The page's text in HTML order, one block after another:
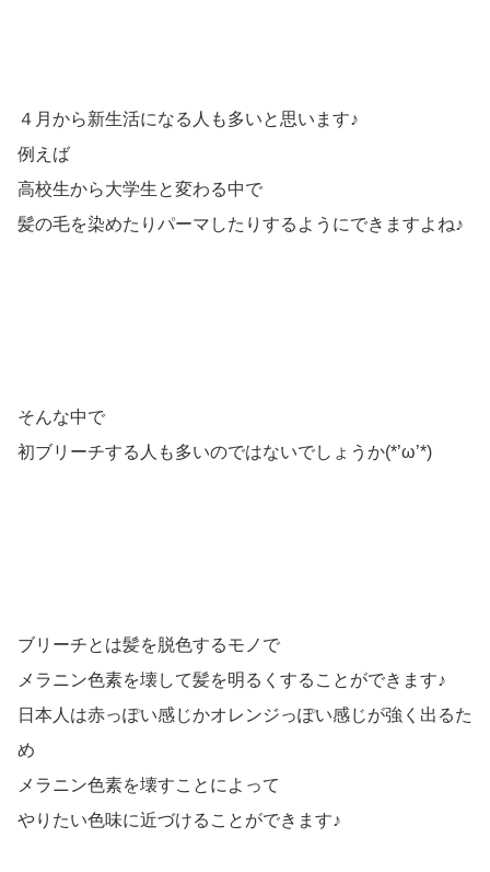
４月から新生活になる人も多いと思います♪
例えば
高校生から大学生と変わる中で
髪の毛を染めたりパーマしたりするようにできますよね♪
そんな中で
初ブリーチする人も多いのではないでしょうか(*’ω’*)
ブリーチとは髪を脱色するモノで
メラニン色素を壊して髪を明るくすることができます♪
日本人は赤っぽい感じかオレンジっぽい感じが強く出るた
め
メラニン色素を壊すことによって
やりたい色味に近づけることができます♪